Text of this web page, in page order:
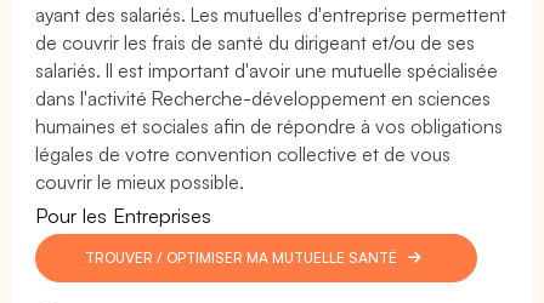
ayant des salariés. Les mutuelles d'entreprise permettent
de couvrir les frais de santé du dirigeant et/ou de ses
salariés. Il est important d'avoir une mutuelle spécialisée
dans l'activité Recherche-développement en sciences
humaines et sociales afin de répondre à vos obligations
légales de votre convention collective et de vous
couvrir le mieux possible.
Pour les Entreprises
TROUVER / OPTIMISER MA MUTUELLE SANTÉ